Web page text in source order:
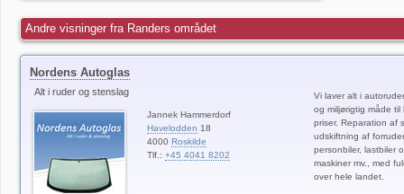
Andre visninger fra Randers området
Nordens Autoglas
Alt i ruder og stenslag
Jannek Hammerdorf
Havelodden 18
4000 Roskilde
Tlf.: +45 4041 8202
Vi laver alt i
og miljørigtig måde
priser. Reparation af
udskiftning af
personbiler, lastbiler
maskiner mv., med
over hele landet.